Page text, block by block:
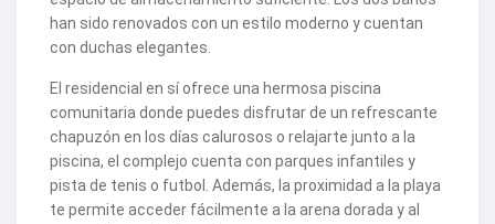
han sido renovados con un estilo moderno y cuentan
con duchas elegantes.
El residencial en sí ofrece una hermosa piscina
comunitaria donde puedes disfrutar de un refrescante
chapuzón en los días calurosos o relajarte junto a la
piscina, el complejo cuenta con parques infantiles y
pista de tenis o futbol. Además, la proximidad a la playa
te permite acceder fácilmente a la arena dorada y al